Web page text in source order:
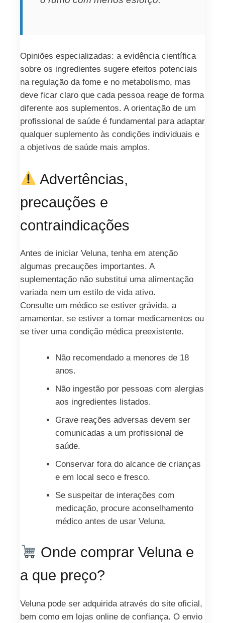
Opiniões especializadas: a evidência científica
sobre os ingredientes sugere efeitos potenciais
na regulação da fome e no metabolismo, mas
deve ficar claro que cada pessoa reage de forma
diferente aos suplementos. A orientação de um
profissional de saúde é fundamental para adaptar
qualquer suplemento às condições individuais e
a objetivos de saúde mais amplos.
Advertências,
precauções e
contraindicações
Antes de iniciar Veluna, tenha em atenção
algumas precauções importantes. A
suplementação não substitui uma alimentação
variada nem um estilo de vida ativo.
Consulte um médico se estiver grávida, a
amamentar, se estiver a tomar medicamentos ou
se tiver uma condição médica preexistente.
Não recomendado a menores de 18
anos.
Não ingestão por pessoas com alergias
aos ingredientes listados.
Grave reações adversas devem ser
comunicadas a um profissional de
saúde.
Conservar fora do alcance de crianças
e em local seco e fresco.
Se suspeitar de interações com
medicação, procure aconselhamento
médico antes de usar Veluna.
Onde comprar Veluna e
a que preço?
Veluna pode ser adquirida através do site oficial,
bem como em lojas online de confiança. O envio